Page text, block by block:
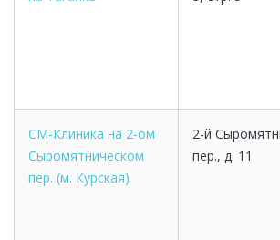
СМ-Клиника на 2-ом
Сыромятническом
пер. (м. Курская)
2-й
пер., д. 11